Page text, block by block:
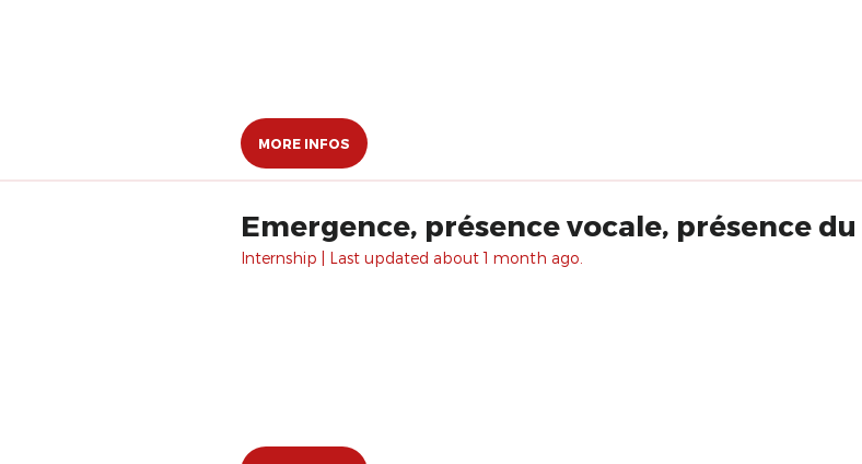
MORE INFOS
Emergence, présence vocale, présence
Internship | Last updated about 1 month ago.